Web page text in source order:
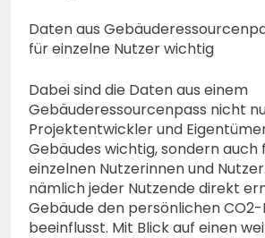
Daten aus
für einzelne Nutzer wichtig
Dabei sind die Daten aus einem
Gebäuderessourcenpass nicht
Projektentwickler und
Gebäudes wichtig, sondern auch
einzelnen Nutzerinnen und
nämlich jeder Nutzende direkt
Gebäude den persönlichen
beeinflusst. Mit Blick auf einen